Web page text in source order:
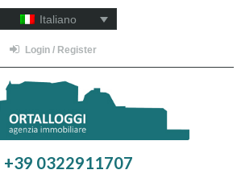
Italiano
Login / Register
+39 0322911707